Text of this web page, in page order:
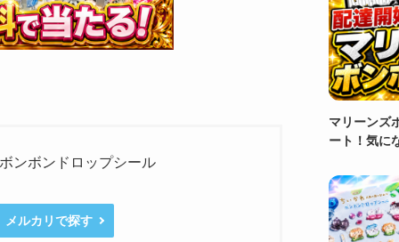
ンボンドロップシール
メルカリで探す
マリーンズ
ート！気に